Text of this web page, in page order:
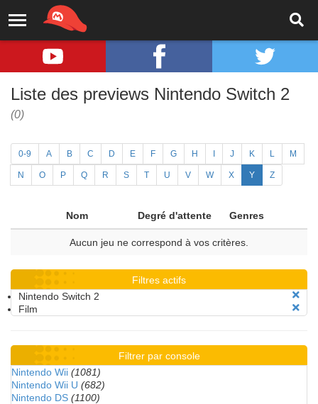
Liste des previews Nintendo Switch 2
(0)
0-9 A B C D E F G H J K L M
N O P Q R S T U V W X Y Z
Nom Degré d'attente Genres
Aucun jeu ne correspond à vos critères.
Filtres actifs
Nintendo Switch 2
Film
Filtrer par console
Nintendo Wii (1081)
Nintendo Wii U (682)
Nintendo DS (1100)